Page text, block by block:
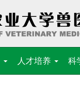
人才培养 科